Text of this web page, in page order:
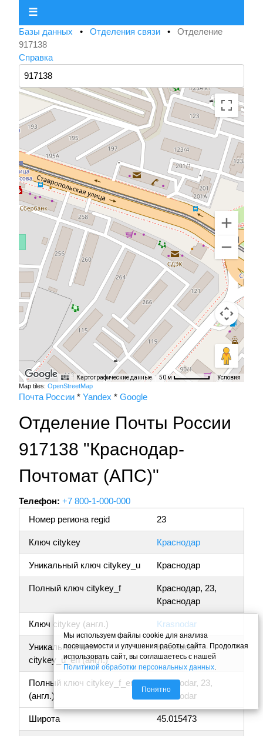
☰
Базы данных • Отделения связи • Отделение
917138
Справка
Картографические данные 50 м Условия
Map tiles: OpenStreetMap
Почта России * Yandex * Google
Отделение Почты России
917138 "Краснодар-
Почтомат (АПС)"
Телефон: +7 800-1-000-000
Номер региона regid
23
Ключ citykey Краснодар
Уникальный ключ citykey_u Краснодар
Полный ключ citykey_f
Краснодар, 23,
Краснодар
Ключ citykey (англ.) Krasnodar
Уникальный ключ
citykey_u_en (англ.)
Krasnodar
Полный ключ citykey_f_en
(англ.)
Krasnodar, 23,
Krasnodar
Широта 45.015473
Мы используем файлы cookie для анализа
посещаемости и улучшения работы сайта. Продолжая
использовать сайт, вы соглашаетесь с нашей
Политикой обработки персональных данных.
Понятно